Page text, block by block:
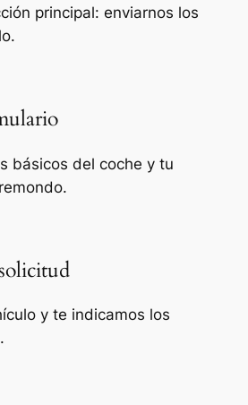
principal: enviarnos los
básicos del coche y tu
y te indicamos los